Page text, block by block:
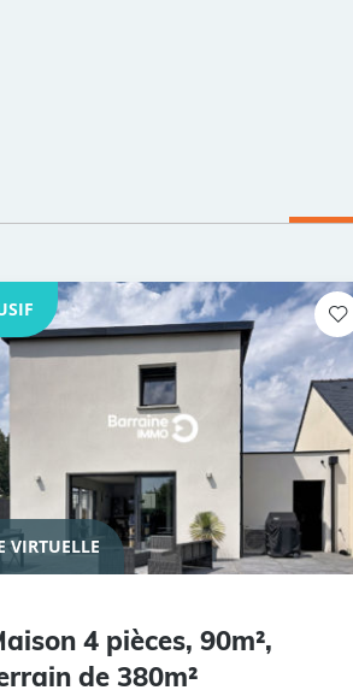
VIRTUELLE
4 pièces, 90m²,
de 380m²